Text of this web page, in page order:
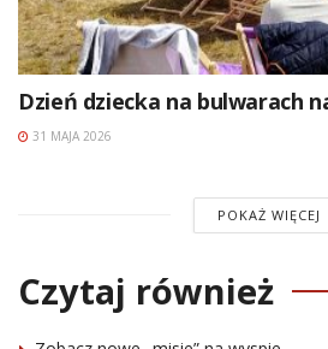
Dzień dziecka na bulwarach
31 MAJA 2026
POKAŻ WIĘCEJ
Czytaj również